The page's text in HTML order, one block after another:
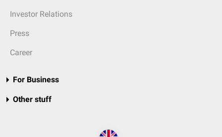
Investor Relations
Press
Career
For Business
Other stuff